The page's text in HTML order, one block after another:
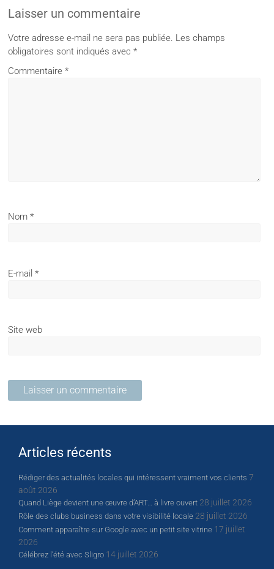
Laisser un commentaire
Votre adresse e-mail ne sera pas publiée. Les champs
obligatoires sont indiqués avec*
Commentaire*
Nom*
E-mail*
Site web
Articles récents
Rédiger des actualités locales qui intéressent vraiment vos clients 7
août 2026
Quand Liège devient une œuvre d’ART… à livre ouvert 28 juillet 2026
Rôle des clubs business dans votre visibilité locale 28 juillet 2026
Comment apparaître sur Google avec un petit site vitrine 17 juillet
2026
Célébrez l’été avec Sligro 14 juillet 2026